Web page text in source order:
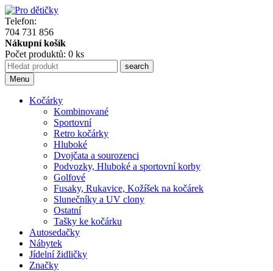
Telefon:
704 731 856
Nákupní košík
Počet produktů: 0 ks
Menu
Kočárky
Kombinované
Sportovní
Retro kočárky
Hluboké
Dvojčata a sourozenci
Podvozky, Hluboké a sportovní korby
Golfové
Fusaky, Rukavice, Kožíšek na kočárek
Slunečníky a UV clony
Ostatní
Tašky ke kočárku
Autosedačky
Nábytek
Jídelní židličky
Značky